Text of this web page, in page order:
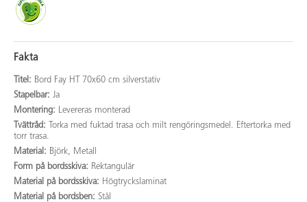
Fakta
Titel: Bord Fay HT 70x60 cm silverstativ
Stapelbar: Ja
Montering: Levereras monterad
Tvättråd:
Torka med fuktad trasa och milt rengöringsmedel. Eftertorka med
torr trasa.
Material: Björk, Metall
Form på bordsskiva: Rektangulär
Material på bordsskiva: Högtryckslaminat
Material på bordsben: Stål